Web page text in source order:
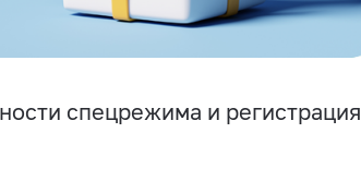
спецрежима и регистрация